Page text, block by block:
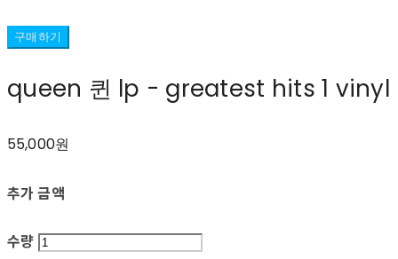
구매하기
queen 퀸 lp - greatest hits 1 vinyl
55,000원
추가 금액
수량